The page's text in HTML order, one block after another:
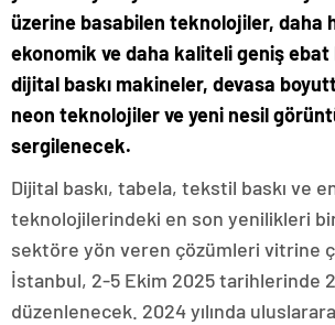
üzerine basabilen teknolojiler, daha
ekonomik ve daha kaliteli geniş ebat
dijital baskı makineler, devasa
neon teknolojiler ve yeni nesil
sergilenecek.
Dijital baskı, tabela, tekstil baskı ve
teknolojilerindeki en son yenilikleri
sektöre yön veren çözümleri vitrine
İstanbul, 2-5 Ekim 2025 tarihlerinde
düzenlenecek. 2024 yılında